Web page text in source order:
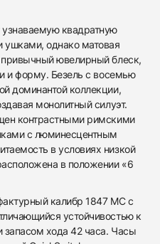
узнаваемую квадратную
ушками, однако матовая
привычный ювелирный блеск,
и форму. Безель с восемью
доминантой коллекции,
монолитный силуэт.
контрастными римскими
с люминесцентным
в условиях низкой
в положении «6
калибр 1847 MC с
устойчивостью к
запасом хода 42 часа. Часы